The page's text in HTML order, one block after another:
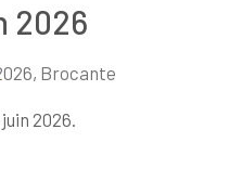
2026
, Brocante
2026.